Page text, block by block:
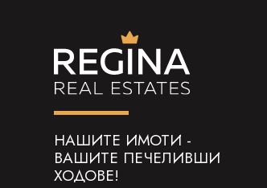
НАШИТЕ ИМОТИ -
ВАШИТЕ ПЕЧЕЛИВШИ
ХОДОВЕ!